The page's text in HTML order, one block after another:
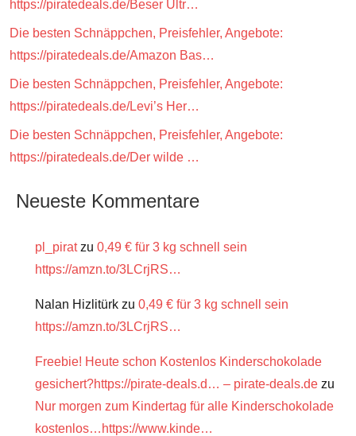
https://piratedeals.de/Beser Ultr…
Die besten Schnäppchen, Preisfehler, Angebote:
https://piratedeals.de/Amazon Bas…
Die besten Schnäppchen, Preisfehler, Angebote:
https://piratedeals.de/Levi’s Her…
Die besten Schnäppchen, Preisfehler, Angebote:
https://piratedeals.de/Der wilde …
Neueste Kommentare
pl_piratzu 0,49 € für 3 kg schnell sein
https://amzn.to/3LCrjRS…
Nalan Hizlitürk zu 0,49 € für 3 kg schnell sein
https://amzn.to/3LCrjRS…
Freebie! Heute schon Kostenlos Kinderschokolade
gesichert?https://pirate-deals.d… – pirate-deals.de zu
Nur morgen zum Kindertag für alle Kinderschokolade
kostenlos…https://www.kinde…